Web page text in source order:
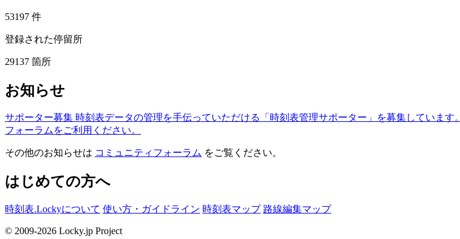
53197 件
登録された停留所
29137 箇所
お知らせ
サポーター募集 時刻表データの管理を手伝っていただける「時刻表管理サポーター」を募集しています。
フォーラムをご利用ください。
その他のお知らせは コミュニティフォーラム をご覧ください。
はじめての方へ
時刻表.Lockyについて 使い方・ガイドライン 時刻表マップ 路線編集マップ
© 2009-2026 Locky.jp Project